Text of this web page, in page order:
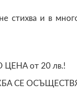
стихва и в
ЦЕНА от 20 лв.!
СЕ